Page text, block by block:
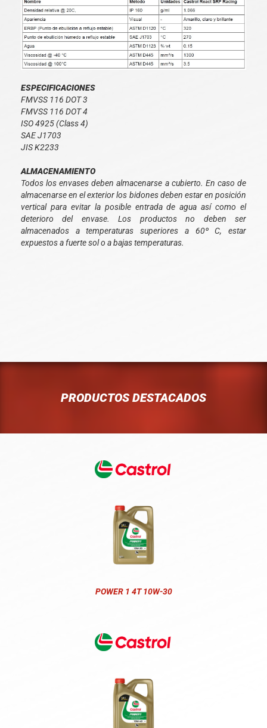
ESPECIFICACIONES
FMVSS 116 DOT 3
FMVSS 116 DOT 4
ISO 4925 (Class 4)
SAE J1703
JIS K2233
ALMACENAMIENTO
Todos los envases deben almacenarse a cubierto. En caso de
almacenarse en el exterior los bidones deben estar en posición
vertical para evitar la posible entrada de agua así como el
deterioro del envase. Los productos no deben ser
almacenados a temperaturas superiores a 60º C, estar
expuestos a fuerte sol o a bajas temperaturas.
PRODUCTOS DESTACADOS
POWER 1 4T 10W-30